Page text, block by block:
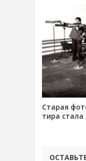
Старая
тира